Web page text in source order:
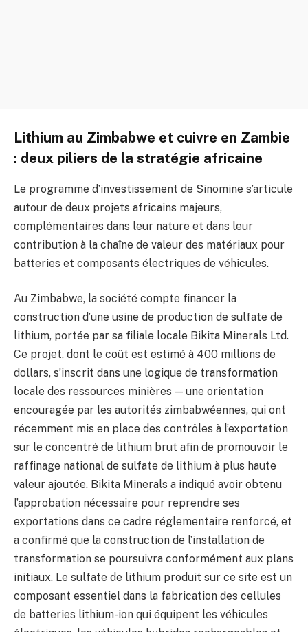
Lithium au Zimbabwe et cuivre en Zambie
: deux piliers de la stratégie africaine
Le programme d’investissement de Sinomine s’articule
autour de deux projets africains majeurs,
complémentaires dans leur nature et dans leur
contribution à la chaîne de valeur des matériaux pour
batteries et composants électriques de véhicules.
Au Zimbabwe, la société compte financer la
construction d’une usine de production de sulfate de
lithium, portée par sa filiale locale Bikita Minerals Ltd.
Ce projet, dont le coût est estimé à 400 millions de
dollars, s’inscrit dans une logique de transformation
locale des ressources minières — une orientation
encouragée par les autorités zimbabwéennes, qui ont
récemment mis en place des contrôles à l’exportation
sur le concentré de lithium brut afin de promouvoir le
raffinage national de sulfate de lithium à plus haute
valeur ajoutée. Bikita Minerals a indiqué avoir obtenu
l’approbation nécessaire pour reprendre ses
exportations dans ce cadre réglementaire renforcé, et
a confirmé que la construction de l’installation de
transformation se poursuivra conformément aux plans
initiaux. Le sulfate de lithium produit sur ce site est un
composant essentiel dans la fabrication des cellules
de batteries lithium-ion qui équipent les véhicules